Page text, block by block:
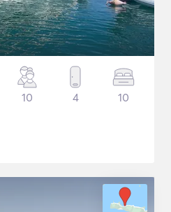
10 4 10